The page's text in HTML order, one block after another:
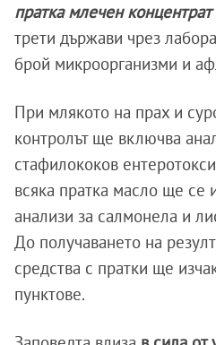
пратка млечен концентрат
трети държави чрез
брой микроорганизми и
При млякото на прах и
контролът ще включва
стафилококов
всяка пратка масло ще се
анализи за салмонела и
До получаването на
средства с пратки ще
пунктове.